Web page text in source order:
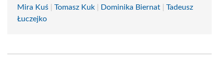
Mira Kuś
Tomasz Kuk Dominika Biernat
Tadeusz
Łuczejko